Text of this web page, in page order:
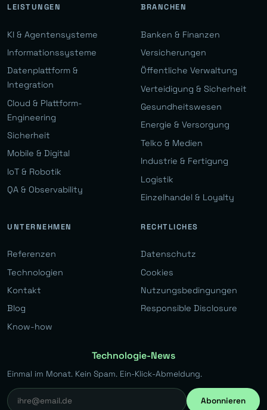
LEISTUNGEN
KI & Agentensysteme
Informationssysteme
Datenplattform &
Integration
Cloud & Plattform-
Engineering
Sicherheit
Mobile & Digital
IoT & Robotik
QA & Observability
BRANCHEN
Banken & Finanzen
Versicherungen
Öffentliche Verwaltung
Verteidigung & Sicherheit
Gesundheitswesen
Energie & Versorgung
Telko & Medien
Industrie & Fertigung
Logistik
Einzelhandel & Loyalty
UNTERNEHMEN
Referenzen
Technologien
Kontakt
Blog
Know-how
RECHTLICHES
Datenschutz
Cookies
Nutzungsbedingungen
Responsible Disclosure
Technologie-News
Einmal im Monat. Kein Spam. Ein-Klick-Abmeldung.
Abonnieren